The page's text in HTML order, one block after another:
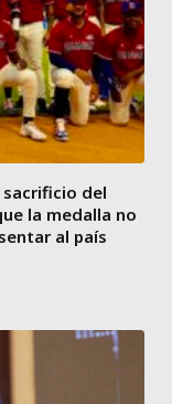
sacrificio del
la medalla no
al país